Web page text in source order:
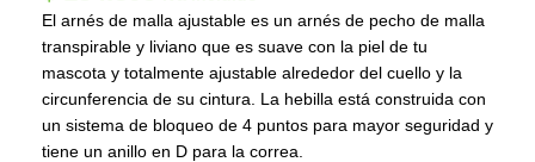
El arnés de malla ajustable es un arnés de pecho de malla
transpirable y liviano que es suave con la piel de tu
mascota y totalmente ajustable alrededor del cuello y la
circunferencia de su cintura. La hebilla está construida con
un sistema de bloqueo de 4 puntos para mayor seguridad y
tiene un anillo en D para la correa.